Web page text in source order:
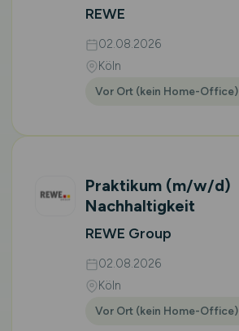
REWE
02.08.2026
Köln
Vor Ort (kein Home-Office)
Praktikum (m/w/d)
Nachhaltigkeit
REWE Group
02.08.2026
Köln
Vor Ort (kein Home-Office)